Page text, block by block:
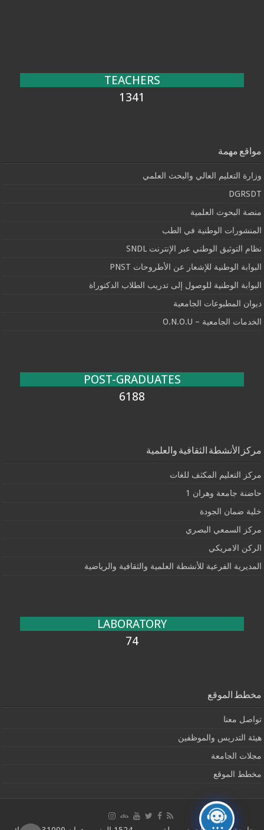
TEACHERS
1341
مواقع مهمة
وزارة التعليم العالي والبحث العلمي
DGRSDT
منصة البحوث العلمية
المنشورات الوطنية في الطب
نظام التوثيق الوطني عبر الإنترنت SNDL
البوابة الوطنية للإشعار عن الأطروحات PNST
البوابة الوطنية للوصول إلى تدريب الطلاب الدكتوراة
ديوان المطبوعات الجامعية
الخدمات الجامعية – O.N.O.U
POST-GRADUATES
6188
مركز الأنشطة الثقافية والعلمية
مركز التعليم المكثف للغات
حاضنة جامعة وهران 1
خلية ضمان الجودة
مركز السمعي البصري
الركن الامريكي
المديرية الفرعية للأنشطة العلمية والثقافية والرياضية
LABORATORY
74
مخطط الموقع
تواصل معنا
هيئة التدريس والموظفين
مجلات الجامعة
مخطط الموقع